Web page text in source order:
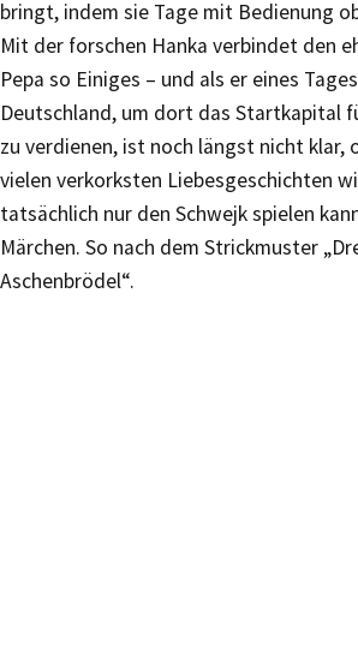
bringt, indem sie Tage mit Bedienung
Mit der forschen Hanka verbindet den
Pepa so Einiges – und als er eines
Deutschland, um dort das Startkapital
zu verdienen, ist noch längst nicht klar,
vielen verkorksten Liebesgeschichten
tatsächlich nur den Schwejk spielen
Märchen. So nach dem Strickmuster
Aschenbrödel“.